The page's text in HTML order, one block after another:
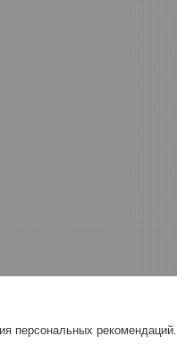
персональных рекомендаций.